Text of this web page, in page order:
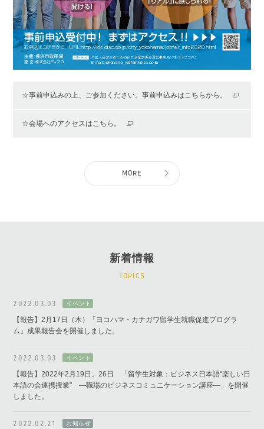
☆事前申込みの上、ご参加ください。事前申込みはこちらから。
☆会場へのアクセスはこちら。
MORE
新着情報
TOPICS
2022.03.03
【報告】2月17日（木）「ヨコハマ・カナガワ留学生就職促進プログラ
ム」成果報告会を開催しました。
2022.03.03
【報告】2022年2月19日、26日 「留学生対象：ビジネス日本語“楽しい日
本語の会連携授業” ―職場のビジネスコミュニケーション講座―」を開催
しました。
2022.02.21